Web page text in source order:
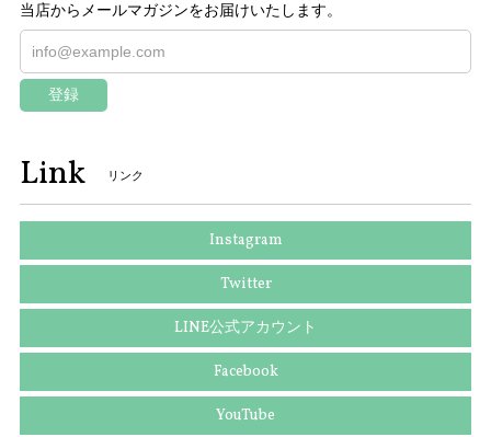
当店からメールマガジンをお届けいたします。
登録
Link リンク
Instagram
Twitter
LINE公式アカウント
Facebook
YouTube